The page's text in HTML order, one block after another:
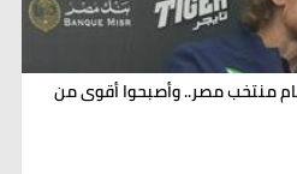
منتخب مصر.. وأصبحوا أقوى من